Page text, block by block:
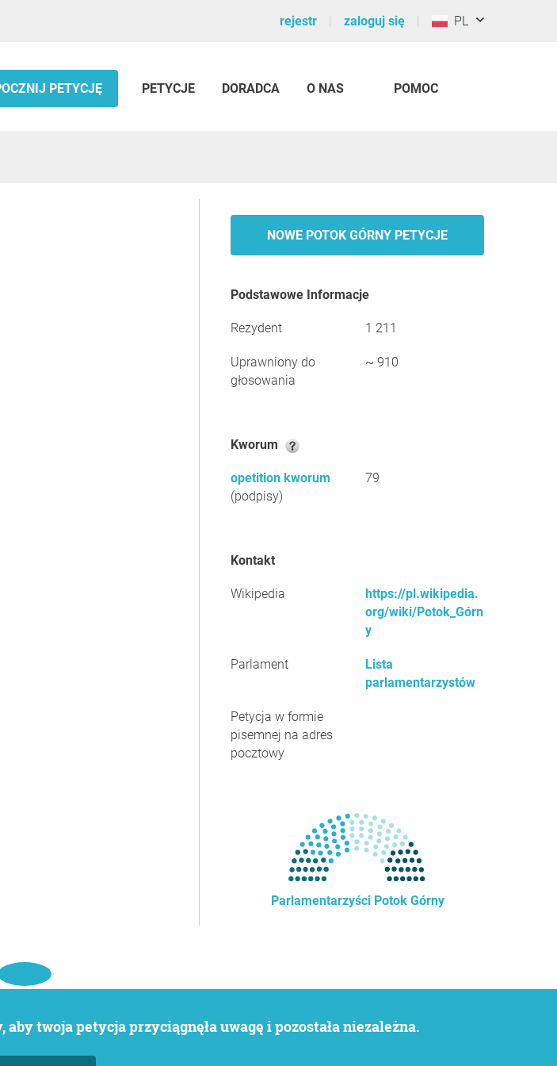
rejestr zaloguj się PL
PETYCJĘ PETYCJE DORADCA O NAS POMOC
NOWE POTOK GÓRNY PETYCJE
Podstawowe Informacje
Rezydent 1 211
Uprawniony do
głosowania
~ 910
Kworum
opetition kworum
(podpisy)
79
Kontakt
Wikipedia
https://pl.wikipedia.
org/wiki/Potok_Górn
y
Parlament
Lista
parlamentarzystów
Petycja w formie
pisemnej na adres
pocztowy
Parlamentarzyści Potok Górny
twoja petycja przyciągnęła uwagę i pozostała niezależna.